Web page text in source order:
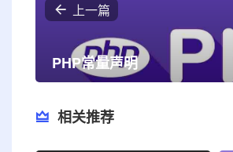
上一篇
PHP常量声明
相关推荐